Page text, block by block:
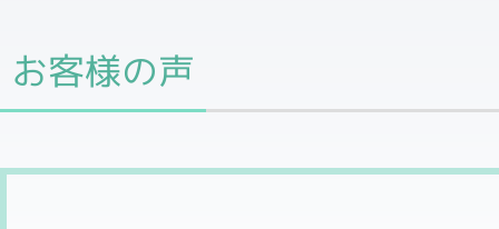
お客様の声